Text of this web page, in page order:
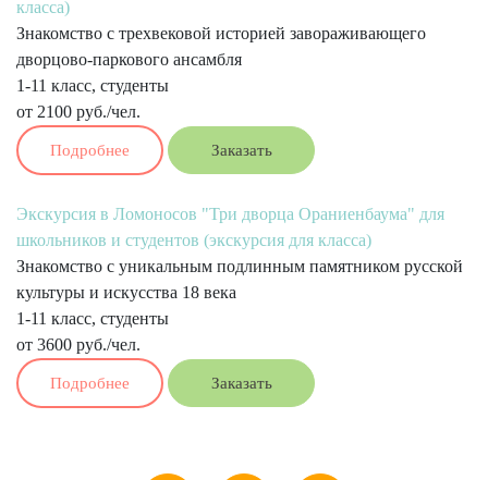
класса)
Знакомство с трехвековой историей завораживающего
дворцово-паркового ансамбля
1-11 класс, студенты
от 2100 руб./чел.
Подробнее Заказать
Экскурсия в Ломоносов "Три дворца Ораниенбаума" для
школьников и студентов (экскурсия для класса)
Знакомство с уникальным подлинным памятником русской
культуры и искусства 18 века
1-11 класс, студенты
от 3600 руб./чел.
Подробнее Заказать